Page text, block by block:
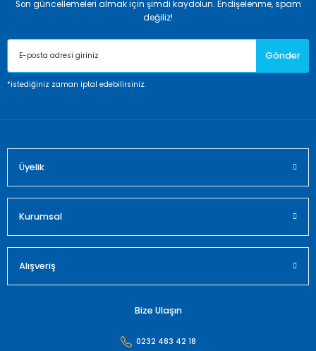
Ürün resmi kalitesiz, bozuk veya görüntülenemiyor.
Ürün açıklamasında eksik bilgiler bulunuyor.
Ürün bilgilerinde hatalar bulunuyor.
Ürün fiyatı diğer sitelerden daha pahalı.
Son güncellemeleri almak için şimdi kaydolun. Endişelenme, spam
değiliz!
Gönder
*istediğiniz zaman iptal edebilirsiniz.
Üyelik
Kurumsal
Alışveriş
Bize Ulaşın
0232 483 42 18